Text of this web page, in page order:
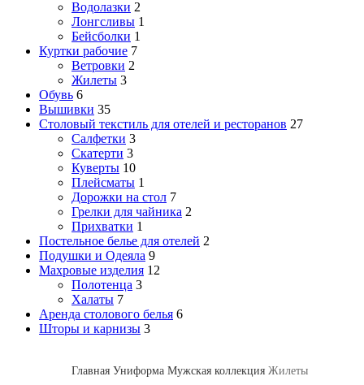
Водолазки 2
Лонгсливы 1
Бейсболки 1
Куртки рабочие 7
Ветровки 2
Жилеты 3
Обувь 6
Вышивки 35
Столовый текстиль для отелей и ресторанов 27
Салфетки 3
Скатерти 3
Куверты 10
Плейсматы 1
Дорожки на стол 7
Грелки для чайника 2
Прихватки 1
Постельное белье для отелей 2
Подушки и Одеяла 9
Махровые изделия 12
Полотенца 3
Халаты 7
Аренда столового белья 6
Шторы и карнизы 3
Главная Униформа Мужская коллекция Жилеты